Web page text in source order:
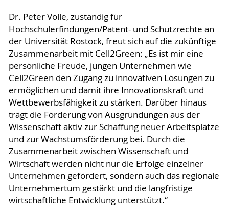
Dr. Peter Volle, zuständig für
Hochschulerfindungen/Patent- und Schutzrechte an
der Universität Rostock, freut sich auf die zukünftige
Zusammenarbeit mit Cell2Green: „Es ist mir eine
persönliche Freude, jungen Unternehmen wie
Cell2Green den Zugang zu innovativen Lösungen zu
ermöglichen und damit ihre Innovationskraft und
Wettbewerbsfähigkeit zu stärken. Darüber hinaus
trägt die Förderung von Ausgründungen aus der
Wissenschaft aktiv zur Schaffung neuer Arbeitsplätze
und zur Wachstumsförderung bei. Durch die
Zusammenarbeit zwischen Wissenschaft und
Wirtschaft werden nicht nur die Erfolge einzelner
Unternehmen gefördert, sondern auch das regionale
Unternehmertum gestärkt und die langfristige
wirtschaftliche Entwicklung unterstützt.“